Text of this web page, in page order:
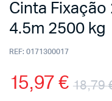
Cinta Fixação
4.5m 2500 kg
REF: 0171300017
18,79
15,97€